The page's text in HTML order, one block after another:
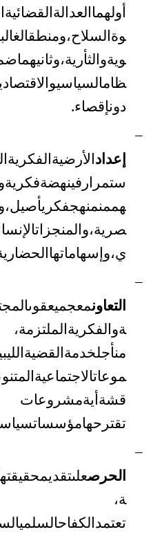
أولهماالعدالةالقضائية
وةالسلاح،ومنطقالغالب
ويةوالثأرية،وثانيهما
ظامالسياسي
دونإقصاء.
–
إعدادالأرضيةالفكرية
ستمرار فينهضةفكرية
هممنمنهجفكريأصيل،
صرية،والمنجزات
ي،وإسهاماتها
–
التعاونمعجميعقوى
ةوالفكريةالملتزمة،
منأجلخدمةالقضية
موعاتالاجتماعية
قشةأية
تقترحهامؤسسات
–
الحرصعلىتقديم
ة،
تعتمدالكفاحالسلمي